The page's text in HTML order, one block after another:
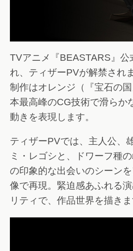
TVアニメ『BEASTARS』公
れ、ティザーPVが解禁され
制作はオレンジ（『宝石の
本最高峰のCG技術で滑らか
動きを表現します。
ティザーPVでは、主人公、
ミ・レゴシと、ドワーフ種
の印象的な出会いのシーン
像で再現。緊迫感あふれる
リティで、作品世界を描きま